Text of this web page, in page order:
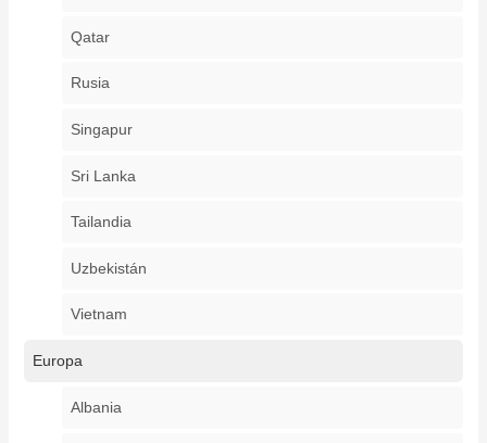
Qatar
Rusia
Singapur
Sri Lanka
Tailandia
Uzbekistán
Vietnam
Europa
Albania